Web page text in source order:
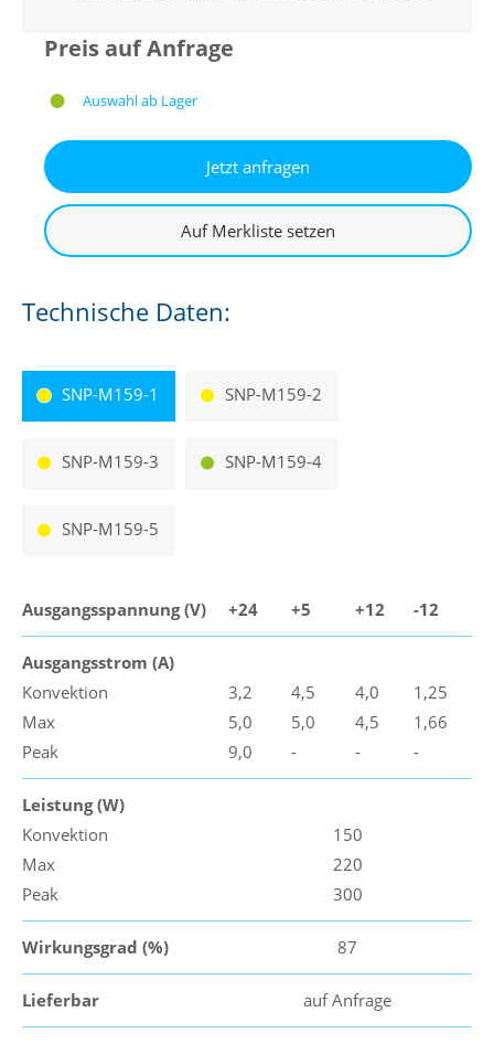
Preis auf Anfrage
Auswahl ab Lager
Technische Daten:
SNP-M159-1 SNP-M159-2
SNP-M159-3 SNP-M159-4
SNP-M159-5
Ausgangsspannung (V) +24 +5 +12 -12
Ausgangsstrom (A)
Konvektion
Max
Peak
3,2
5,0
9,0
4,5
5,0
-
4,0
4,5
-
1,25
1,66
-
Leistung (W)
Konvektion
Max
Peak
150
220
300
Wirkungsgrad (%) 87
Lieferbar auf Anfrage